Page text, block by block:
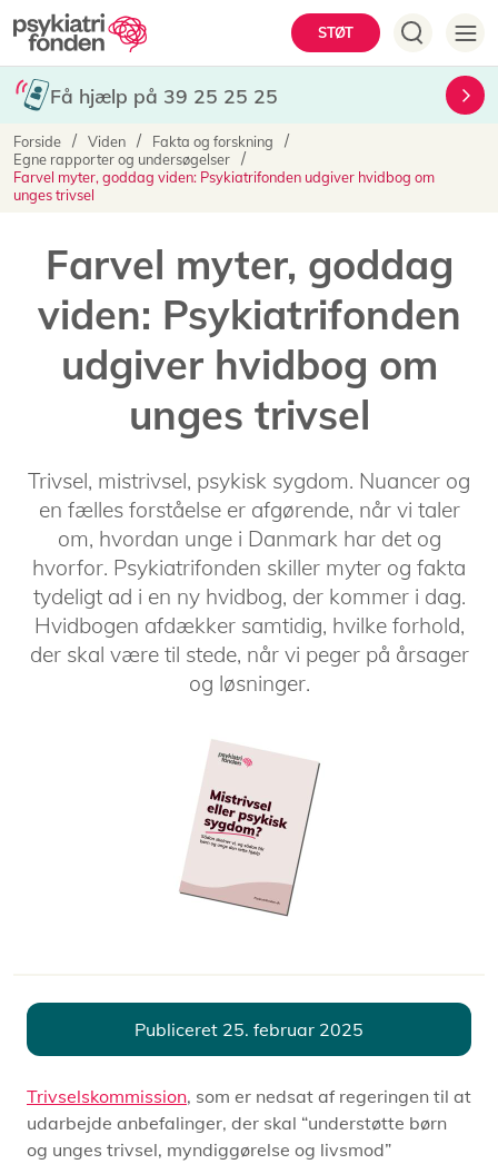
Gå
til
hovedindhold
STØT
Hovedmenu
Få hjælp på 39 25 25 25
Brødkrumme
Forside Viden
Fakta og forskning
Egne rapporter og undersøgelser
Farvel myter, goddag viden: Psykiatrifonden udgiver hvidbog om
unges trivsel
Farvel myter, goddag
viden: Psykiatrifonden
udgiver hvidbog om
unges trivsel
Trivsel, mistrivsel, psykisk sygdom. Nuancer og
en fælles forståelse er afgørende, når vi taler
om, hvordan unge i Danmark har det og
hvorfor. Psykiatrifonden skiller myter og fakta
tydeligt ad i en ny hvidbog, der kommer i dag.
Hvidbogen afdækker samtidig, hvilke forhold,
der skal være til stede, når vi peger på årsager
og løsninger.
Publiceret 25. februar 2025
Trivselskommission, som er nedsat af regeringen til at
udarbejde anbefalinger, der skal “understøtte børn
og unges trivsel, myndiggørelse og livsmod”